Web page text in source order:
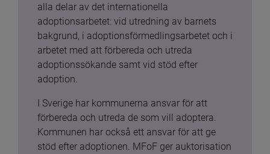
alla delar av det internationella
adoptionsarbetet: vid utredning av barnets
bakgrund, i adoptionsförmedlingsarbetet och i
arbetet med att förbereda och utreda
adoptionssökande samt vid stöd efter
adoption.
I Sverige har kommunerna ansvar för att
förbereda och utreda de som vill adoptera.
Kommunen har också ett ansvar för att ge
stöd efter adoptionen. MFoF ger auktorisation